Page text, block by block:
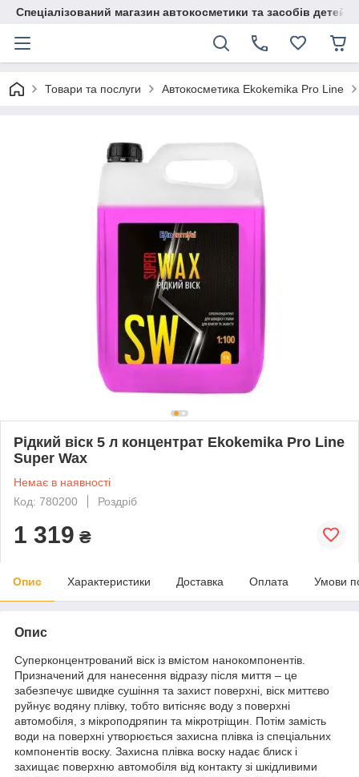
Спеціалізований магазин автокосметики та засобів
Товари та послуги Автокосметика Ekokemika Pro Line
Рідкий віск 5 л концентрат Ekokemika Pro Line
Super Wax
Немає в наявності
Код: 780200
Роздріб
1 319 ₴
Опис Характеристики Доставка Оплата Умови
Опис
Суперконцентрований віск із вмістом нанокомпонентів.
Призначений для нанесення відразу після миття – це
забезпечує швидке сушіння та захист поверхні, віск миттєво
руйнує водяну плівку, тобто витісняє воду з поверхні
автомобіля, з мікроподряпин та мікротріщин. Потім замість
води на поверхні утворюється захисна плівка із спеціальних
компонентів воску. Захисна плівка воску надає блиск і
захищає поверхню автомобіля від контакту зі шкідливими